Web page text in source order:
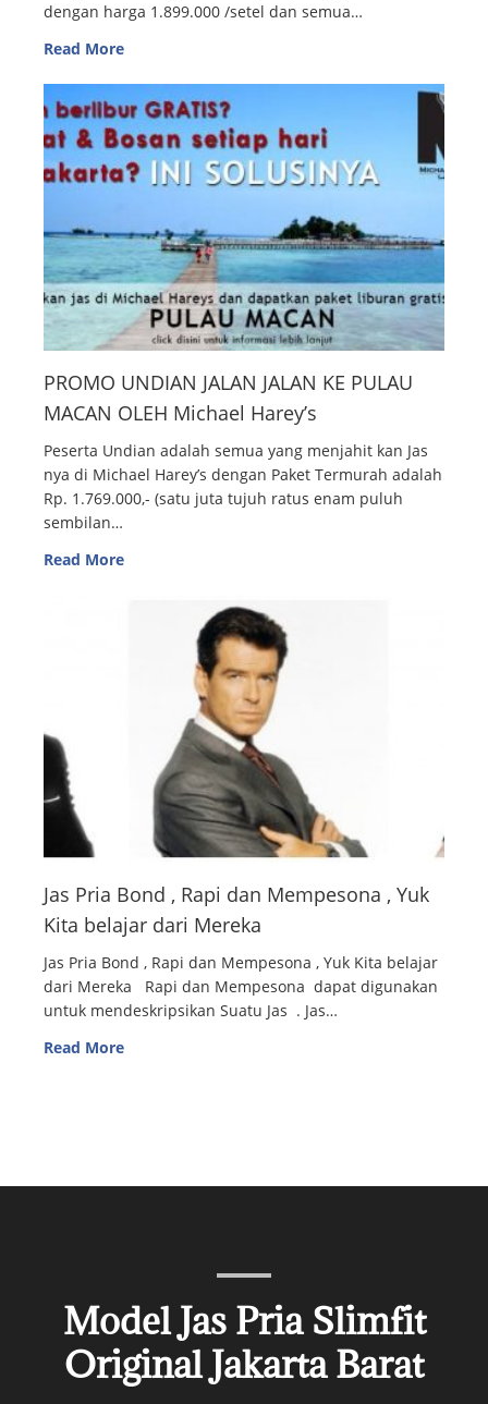
dengan harga 1.899.000 /setel dan semua…
Read More
PROMO UNDIAN JALAN JALAN KE PULAU
MACAN OLEH Michael Harey’s
Peserta Undian adalah semua yang menjahit kan Jas
nya di Michael Harey’s dengan Paket Termurah adalah
Rp. 1.769.000,- (satu juta tujuh ratus enam puluh
sembilan…
Read More
Jas Pria Bond , Rapi dan Mempesona , Yuk
Kita belajar dari Mereka
Jas Pria Bond , Rapi dan Mempesona , Yuk Kita belajar
dari Mereka Rapi dan Mempesona dapat digunakan
untuk mendeskripsikan Suatu Jas . Jas…
Read More
Model Jas Pria Slimfit
Original Jakarta Barat